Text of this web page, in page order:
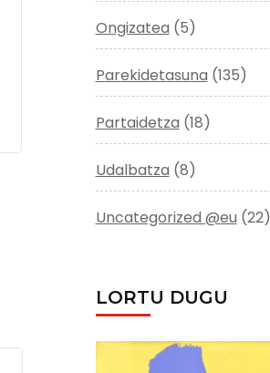
Ongizatea (5)
Parekidetasuna (135)
Partaidetza (18)
Udalbatza (8)
Uncategorized @eu (22)
LORTU DUGU